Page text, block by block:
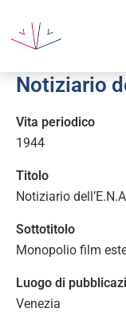
Notiziario
Vita periodico
1944
Titolo
Notiziario
Sottotitolo
Monopolio film
Luogo di
Venezia